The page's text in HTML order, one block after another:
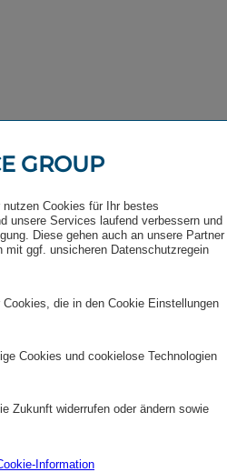
GROUP
Cookies für Ihr bestes
unsere Services laufend verbessern und
Diese gehen auch an unsere Partner
mit ggf. unsicheren Datenschutzregein
die in den Cookie Einstellungen
Cookies und cookielose Technologien
Zukunft widerrufen oder ändern sowie
Information